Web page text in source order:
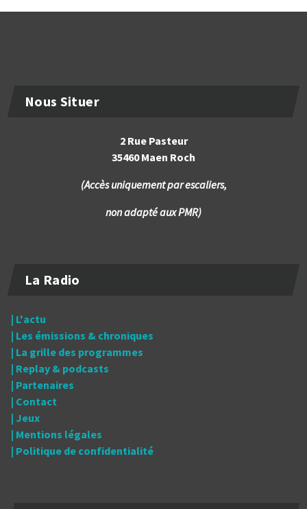
Nous Situer
2 Rue Pasteur
35460 Maen Roch
(Accès uniquement par escaliers,
non adapté aux PMR)
La Radio
| L'actu
| Les émissions & chroniques
| La grille des programmes
| Replay & podcasts
| Partenaires
| Contact
| Jeux
| Mentions légales
| Politique de confidentialité